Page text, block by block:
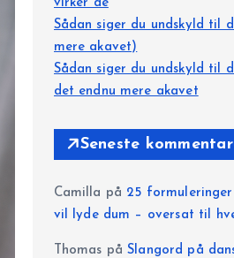
virker de
Sådan siger du undskyld til
mere akavet)
Sådan siger du undskyld til
det endnu mere akavet
Seneste
Camilla på 25
vil lyde dum – oversat til
Thomas påSlangord på